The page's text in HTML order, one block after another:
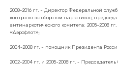
2008-2016 гг. - Директор Федеральной
контролю за оборотом наркотиков,
антинаркотического комитета; 2005-2008
«Аэрофлот»;
2004-2008 гг. - помощник Президента
2002-2004 гг. и 2005-2008 гг. -